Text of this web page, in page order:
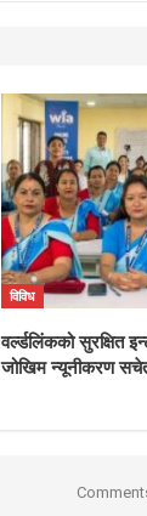
विविध
वर्ल्डलिंकको सुरक्षित
जोखिम न्यूनीकरण